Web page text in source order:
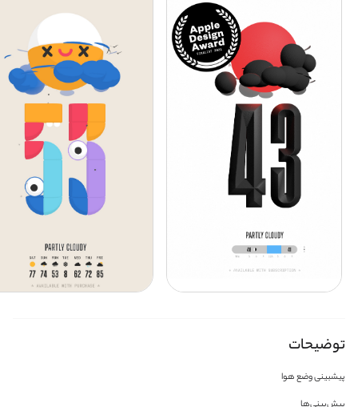
توضیحات
پیشبینی وضع هوا